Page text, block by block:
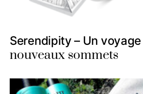
Serendipity – Un
nouveaux sommets